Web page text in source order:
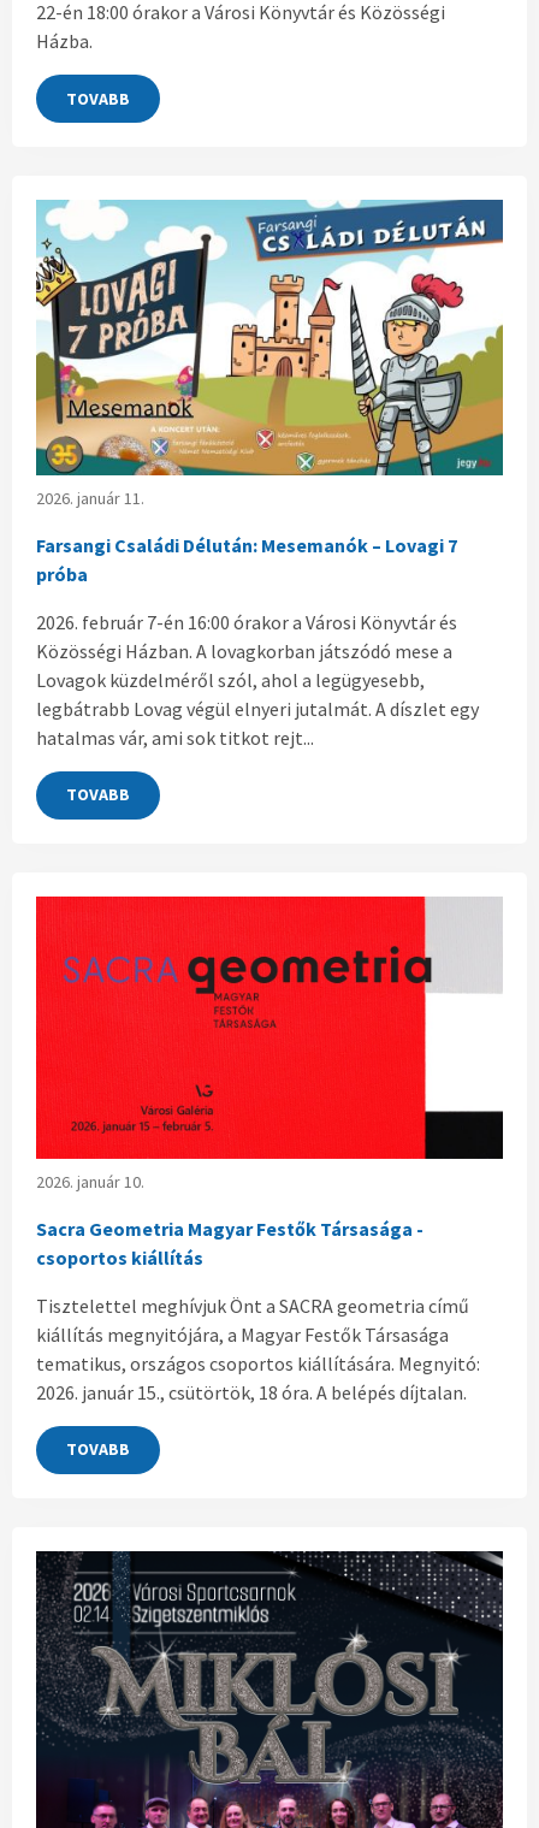
22-én 18:00 órakor a Városi Könyvtár és Közösségi
Házba.
TOVABB
2026. január 11.
Farsangi Családi Délután: Mesemanók – Lovagi 7
próba
2026. február 7-én 16:00 órakor a Városi Könyvtár és
Közösségi Házban. A lovagkorban játszódó mese a
Lovagok küzdelméről szól, ahol a legügyesebb,
legbátrabb Lovag végül elnyeri jutalmát. A díszlet egy
hatalmas vár, ami sok titkot rejt...
TOVABB
2026. január 10.
Sacra Geometria Magyar Festők Társasága -
csoportos kiállítás
Tisztelettel meghívjuk Önt a SACRA geometria című
kiállítás megnyitójára, a Magyar Festők Társasága
tematikus, országos csoportos kiállítására. Megnyitó:
2026. január 15., csütörtök, 18 óra. A belépés díjtalan.
TOVABB